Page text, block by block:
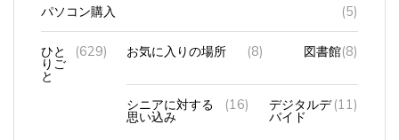
ひと
と
(629) お気に入りの場所 (8) 図書館(8)
シニアに対する (16) デジタルデ
バイド
(11)